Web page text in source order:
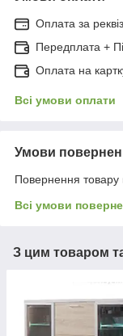
Оплата за
Передплата +
Оплата на
Всі умови оплати
Умови
Повернення товару
Всі умови
З цим товаром